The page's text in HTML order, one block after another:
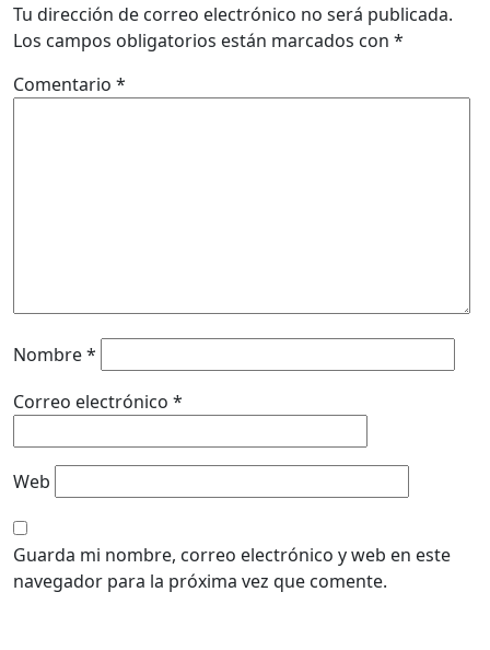
Tu dirección de correo electrónico no será publicada.
Los campos obligatorios están marcados con *
Comentario *
Nombre*
Correo electrónico *
Web
Guarda mi nombre, correo electrónico y web en este
navegador para la próxima vez que comente.